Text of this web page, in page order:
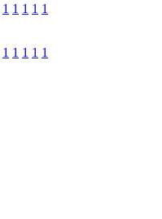
1 1 1 1 1
1 1 1 1 1